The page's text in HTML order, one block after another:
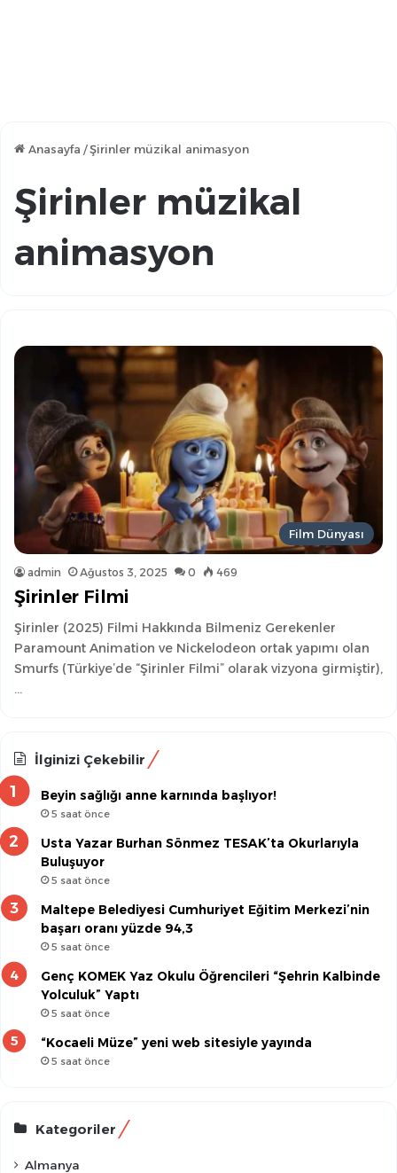
Anasayfa /Şirinler müzikal animasyon
Şirinler müzikal
animasyon
Film Dünyası
admin Ağustos 3, 2025 0 469
Şirinler Filmi
Şirinler (2025) Filmi Hakkında Bilmeniz Gerekenler
Paramount Animation ve Nickelodeon ortak yapımı olan
Smurfs (Türkiye’de “Şirinler Filmi” olarak vizyona girmiştir),
…
İlginizi Çekebilir
Beyin sağlığı anne karnında başlıyor!
5 saat önce
Usta Yazar Burhan Sönmez TESAK’ta Okurlarıyla
Buluşuyor
5 saat önce
Maltepe Belediyesi Cumhuriyet Eğitim Merkezi’nin
başarı oranı yüzde 94,3
5 saat önce
Genç KOMEK Yaz Okulu Öğrencileri “Şehrin Kalbinde
Yolculuk” Yaptı
5 saat önce
“Kocaeli Müze” yeni web sitesiyle yayında
5 saat önce
Kategoriler
Almanya